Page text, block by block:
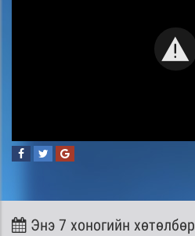
Энэ 7 хоногийн хөтөлбөр